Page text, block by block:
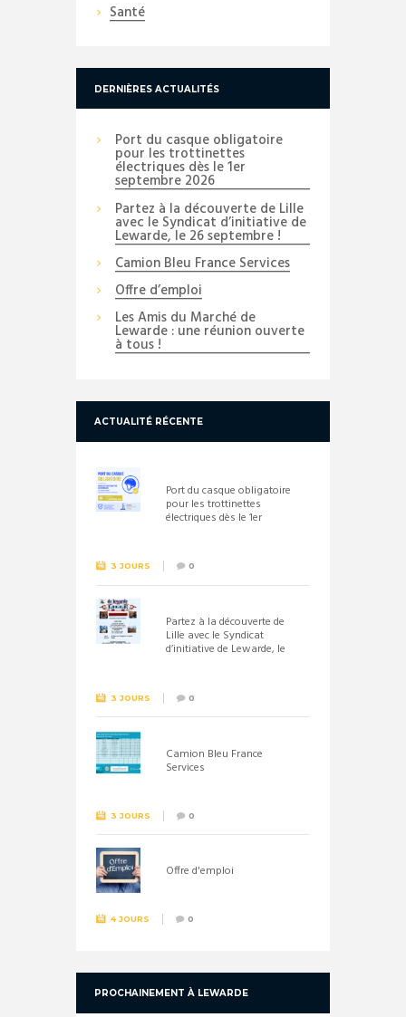
Santé
DERNIÈRES ACTUALITÉS
Port du casque obligatoire
pour les trottinettes
électriques dès le 1er
septembre 2026
Partez à la découverte de Lille
avec le Syndicat d’initiative de
Lewarde, le 26 septembre !
Camion Bleu France Services
Offre d’emploi
Les Amis du Marché de
Lewarde : une réunion ouverte
à tous !
ACTUALITÉ RÉCENTE
Port du casque obligatoire
pour les trottinettes
électriques dès le 1er
3 JOURS 0
Partez à la découverte de
Lille avec le Syndicat
d’initiative de Lewarde, le
3 JOURS 0
Camion Bleu France
Services
3 JOURS 0
Offre d'emploi
4 JOURS 0
PROCHAINEMENT À LEWARDE